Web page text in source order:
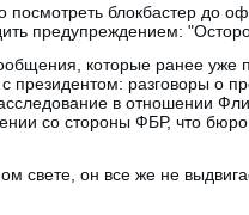
посмотреть блокбастер до
предупреждением:
которые ранее уже
президентом: разговоры о
в отношении
со стороны ФБР, что
свете, он все же не